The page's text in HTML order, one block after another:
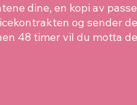
dine, en kopi av
og sender
48 timer vil du motta